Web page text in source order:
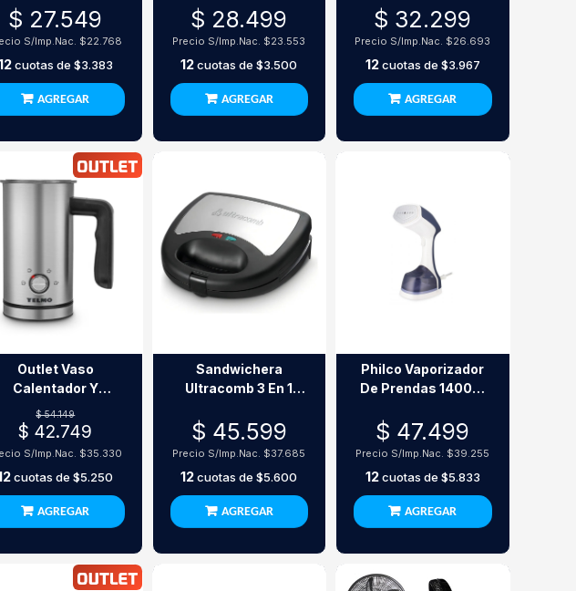
$ 27.549
S/Imp.Nac. $22.768
cuotas de $3.383
AGREGAR
$ 28.499
Precio S/Imp.Nac. $23.553
12cuotas de$3.500
AGREGAR
Automatico
$ 32.299
Precio S/Imp.Nac. $26.693
12cuotas de $3.967
AGREGAR
Outlet Vaso
Calentador Y
Espumador De
Yelmo El-9501
300Ml
$ 54.149
$ 42.749
S/Imp.Nac. $35.330
cuotas de$5.250
AGREGAR
Sandwichera
Ultracomb 3 En 1
$ 45.599
Precio S/Imp.Nac. $37.685
12cuotas de$5.600
AGREGAR
Philco Vaporizador
De Prendas 1400W
$ 47.499
Precio S/Imp.Nac. $39.255
12cuotas de $5.833
AGREGAR